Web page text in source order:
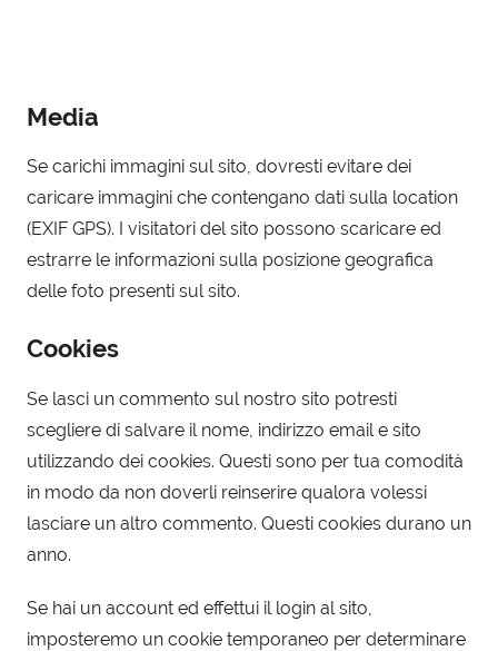
Media
Se carichi immagini sul sito, dovresti evitare dei
caricare immagini che contengano dati sulla location
(EXIF GPS). I visitatori del sito possono scaricare ed
estrarre le informazioni sulla posizione geografica
delle foto presenti sul sito.
Cookies
Se lasci un commento sul nostro sito potresti
scegliere di salvare il nome, indirizzo email e sito
utilizzando dei cookies. Questi sono per tua comodità
in modo da non doverli reinserire qualora volessi
lasciare un altro commento. Questi cookies durano un
anno.
Se hai un account ed effettui il login al sito,
imposteremo un cookie temporaneo per determinare